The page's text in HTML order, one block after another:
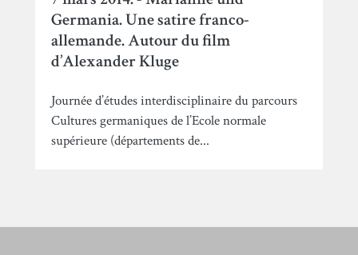
Germania. Une satire franco-
allemande. Autour du film
d’Alexander Kluge
Journée d’études interdisciplinaire du parcours
Cultures germaniques de l’Ecole normale
supérieure (départements de...